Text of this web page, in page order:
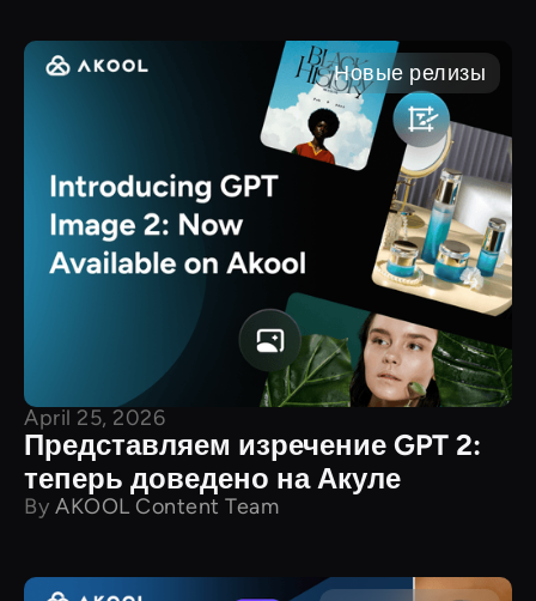
Новые релизы
April 25, 2026
Представляем изречение GPT 2:
теперь доведено на Акуле
By AKOOL Content Team